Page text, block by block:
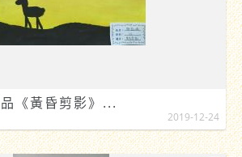
《黃昏剪影》...
2019-12-24